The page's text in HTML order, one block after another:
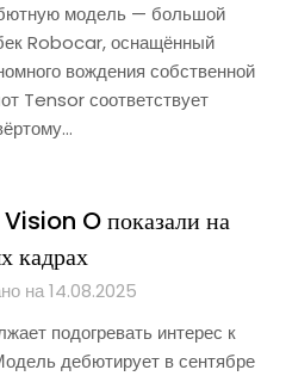
модель — большой
Robocar, оснащённый
вождения собственной
Tensor соответствует
O показали на
кадрах
на 14.08.2025
подогревать интерес к
дебютирует в сентябре